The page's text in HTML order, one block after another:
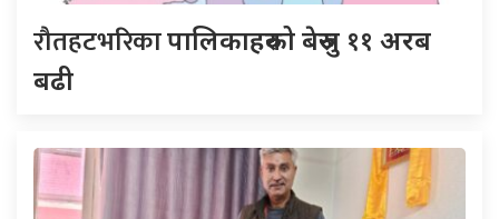
रौतहटभरिकापालिकाहरुको बेरुजु ११ अरब
बढी